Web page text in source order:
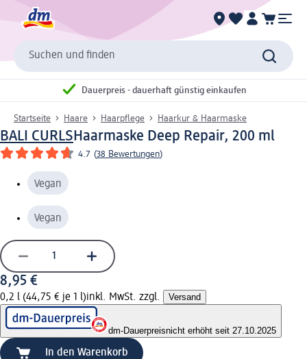
Suchen und finden
Dauerpreis - dauerhaft günstig einkaufen
Startseite Haare Haarpflege Haarkur & Haarmaske
BALI CURLS Haarmaske Deep Repair, 200 ml
4.7 (38 Bewertungen)
Vegan
Vegan
8,95 €
0,2 l (44,75 € je 1 l)inkl. MwSt. zzgl. Versand
dm-Dauerpreisnicht erhöht seit 27.10.2025
In den Warenkorb